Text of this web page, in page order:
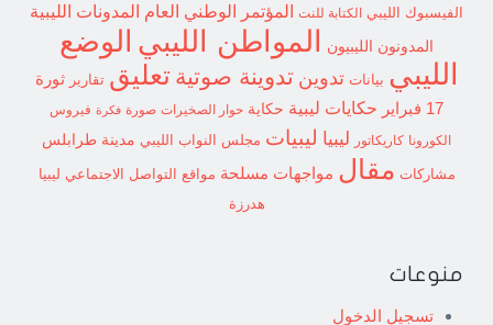
الفيسبوك الليبي الكتابة للنت المؤتمر الوطني العام المدونات الليبية
المدونون الليبيون المواطن الليبي الوضع
الليبي بيانات تدوين تدوينة صوتية تعليق تقارير
ثورة
17 فبراير
حكايات ليبية حكاية حوار الصخيرات صورة فكرة فيروس
الكورونا كاريكاتور ليبيا ليبيات مجلس النواب الليبي مدينة طرابلس
مشاركات مقال مواجهات مسلحة مواقع التواصل الاجتماعي ليبيا
هدرزة
منوعات
تسجيل الدخول